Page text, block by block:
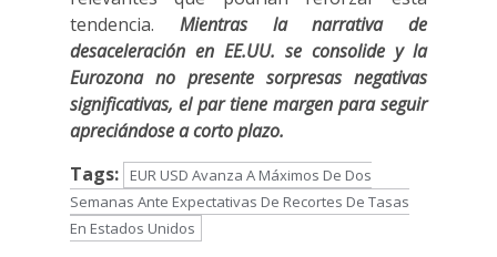
tendencia. Mientras la narrativa de
desaceleración en EE.UU. se consolide y la
Eurozona no presente sorpresas negativas
significativas, el par tiene margen para seguir
apreciándose a corto plazo.
Tags:
EUR USD Avanza A Máximos De Dos
Semanas Ante Expectativas De Recortes De Tasas
En Estados Unidos